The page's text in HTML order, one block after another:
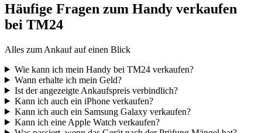
Häufige Fragen zum Handy verkaufen
bei TM24
Alles zum Ankauf auf einen Blick
Wie kann ich mein Handy bei TM24 verkaufen?
Wann erhalte ich mein Geld?
Ist der angezeigte Ankaufspreis verbindlich?
Kann ich auch ein iPhone verkaufen?
Kann ich auch ein Samsung Galaxy verkaufen?
Kann ich eine Apple Watch verkaufen?